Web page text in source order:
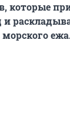
которые
и